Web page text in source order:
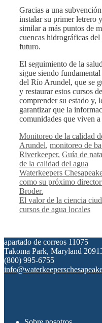
Gracias a una
instalar su primer letrero
similar a más puntos de
cuencas hidrográficas
futuro.
El seguimiento de la
sigue siendo
del Río Arundel, que se
y restaurar estos cursos
comprender su estado y,
garantizar que la
comunidades que viven
Categorías
Monitoreo de la calidad
Arundel, monitoreo de
Riverkeeper, Guía de
de la calidad del agua
Waterkeepers
como su próximo
Broder.
El valor de la ciencia
cursos de agua locales
apartado de correos 11075
Takoma Park, Maryland
(800) 995-6755